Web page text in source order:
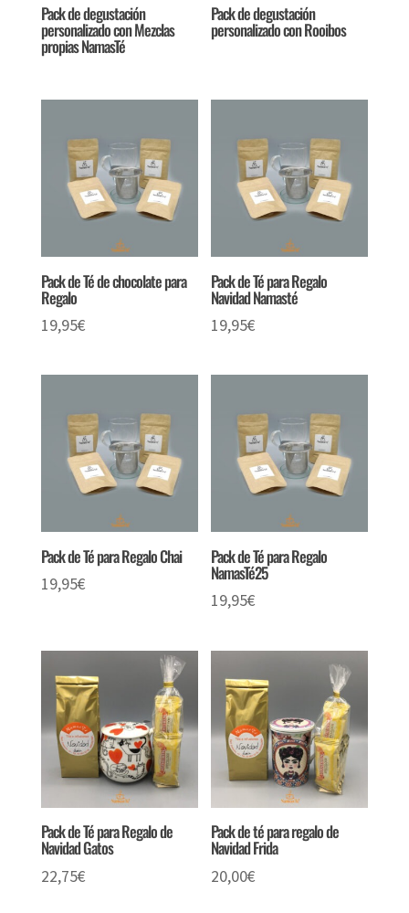
Pack de degustación
personalizado con Mezclas
propias NamasTé
Pack de degustación
personalizado con Rooibos
Pack de Té de chocolate para
Regalo
19,95€
Pack de Té para Regalo
Navidad Namasté
19,95€
Pack de Té para Regalo Chai
19,95€
Pack de Té para Regalo
NamasTé25
19,95€
Pack de Té para Regalo de
Navidad Gatos
22,75€
Pack de té para regalo de
Navidad Frida
20,00€